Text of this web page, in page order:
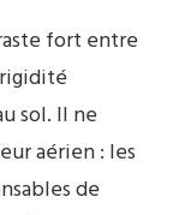
fort entre
sol. Il ne
aérien : les
de